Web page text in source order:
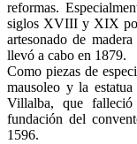
reformas.
siglos XVIII y XIX
artesonado de
llevó a cabo en 1879.
Como piezas de
mausoleo y la
Villalba, que
fundación del
1596.